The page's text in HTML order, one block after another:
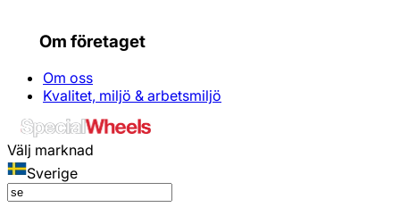
Om företaget
Om oss
Kvalitet, miljö & arbetsmiljö
Välj marknad
Sverige